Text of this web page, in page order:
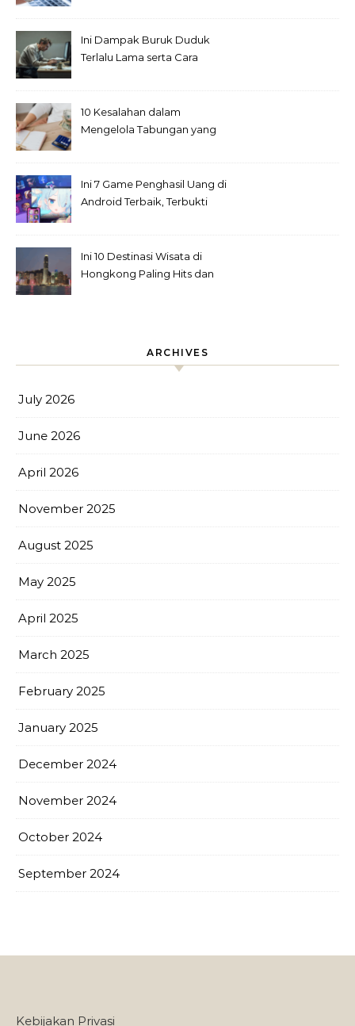
Ini Dampak Buruk Duduk
Terlalu Lama serta Cara
10 Kesalahan dalam
Mengelola Tabungan yang
Ini 7 Game Penghasil Uang di
Android Terbaik, Terbukti
Ini 10 Destinasi Wisata di
Hongkong Paling Hits dan
ARCHIVES
July 2026
June 2026
April 2026
November 2025
August 2025
May 2025
April 2025
March 2025
February 2025
January 2025
December 2024
November 2024
October 2024
September 2024
Kebijakan Privasi